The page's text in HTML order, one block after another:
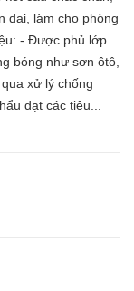
đại, làm cho phòng
- Được phủ lớp
bóng như sơn ôtô,
xử lý chống
đạt các tiêu...